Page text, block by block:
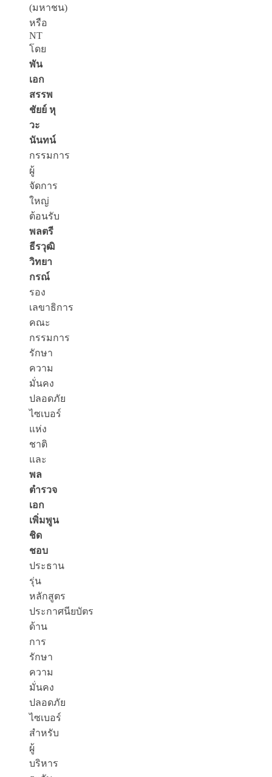
(มหาชน)
หรือ
NT
โดย
พัน
เอก
สรรพ
ชัยย์ หุ
วะ
นันทน์
กรรมการ
ผู้
จัดการ
ใหญ่
ต้อนรับ
พลตรี
ธีรวุฒิ
วิทยา
กรณ์
รอง
เลขาธิการ
คณะ
กรรมการ
รักษา
ความ
มั่นคง
ปลอดภัย
ไซเบอร์
แห่ง
ชาติ
และ
พล
ตำรวจ
เอก
เพิ่มพูน
ชิด
ชอบ
ประธาน
รุ่น
หลักสูตร
ประกาศนียบัตร
ด้าน
การ
รักษา
ความ
มั่นคง
ปลอดภัย
ไซเบอร์
สำหรับ
ผู้
บริหาร